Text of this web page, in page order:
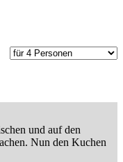
und auf den
Nun den Kuchen